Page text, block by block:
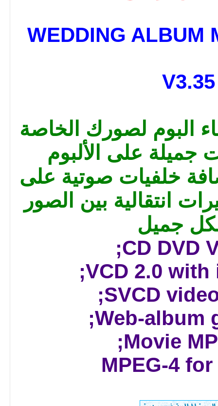
WEDDING ALBUM
V3.35
البوم لصورك الخاصة
جميلة على الألبوم
خلفيات صوتية على
انتقالية بين الصور
جميل
CD DVD